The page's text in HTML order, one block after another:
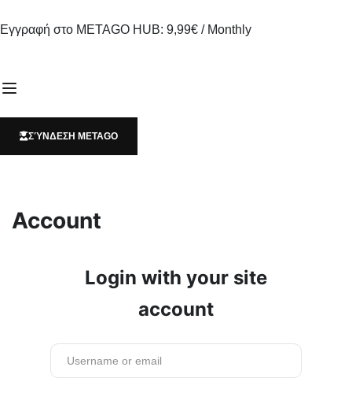
Εγγραφή στο METAGO HUB: 9,99€ / Monthly
ΣΎΝΔΕΣΗ METAGO
Account
Login with your site
account